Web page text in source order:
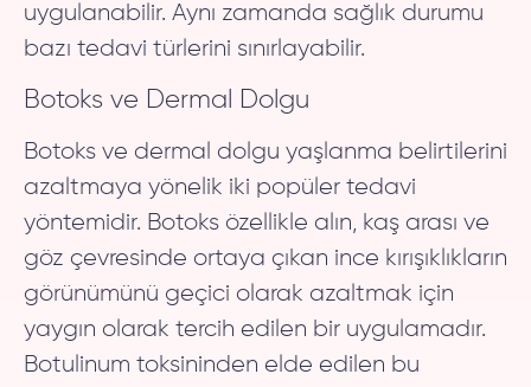
uygulanabilir. Aynı zamanda sağlık durumu
bazı tedavi türlerini sınırlayabilir.
Botoks ve Dermal Dolgu
Botoks ve dermal dolgu yaşlanma belirtilerini
azaltmaya yönelik iki popüler tedavi
yöntemidir. Botoks özellikle alın, kaş arası ve
göz çevresinde ortaya çıkan ince kırışıklıkların
görünümünü geçici olarak azaltmak için
yaygın olarak tercih edilen bir uygulamadır.
Botulinum toksininden elde edilen bu